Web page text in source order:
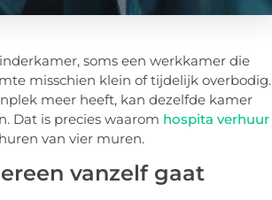
soms een werkkamer die
misschien klein of tijdelijk overbodig.
meer heeft, kan dezelfde kamer
Dat is precies waarom hospita verhuur
van vier muren.
vanzelf gaat